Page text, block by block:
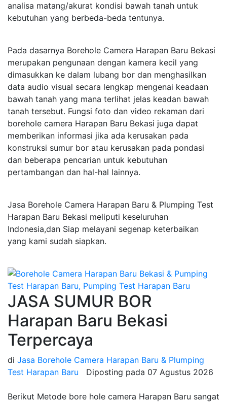
analisa matang/akurat kondisi bawah tanah untuk
kebutuhan yang berbeda-beda tentunya.
Pada dasarnya Borehole Camera Harapan Baru Bekasi
merupakan pengunaan dengan kamera kecil yang
dimasukkan ke dalam lubang bor dan menghasilkan
data audio visual secara lengkap mengenai keadaan
bawah tanah yang mana terlihat jelas keadan bawah
tanah tersebut. Fungsi foto dan video rekaman dari
borehole camera Harapan Baru Bekasi juga dapat
memberikan informasi jika ada kerusakan pada
konstruksi sumur bor atau kerusakan pada pondasi
dan beberapa pencarian untuk kebutuhan
pertambangan dan hal-hal lainnya.
Jasa Borehole Camera Harapan Baru & Plumping Test
Harapan Baru Bekasi meliputi keseluruhan
Indonesia,dan Siap melayani segenap keterbaikan
yang kami sudah siapkan.
JASA SUMUR BOR
Harapan Baru Bekasi
Terpercaya
di Jasa Borehole Camera Harapan Baru & Plumping
Test Harapan Baru
Diposting pada 07 Agustus 2026
Berikut Metode bore hole camera Harapan Baru sangat